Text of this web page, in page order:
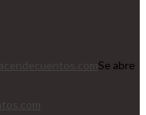
Se abre